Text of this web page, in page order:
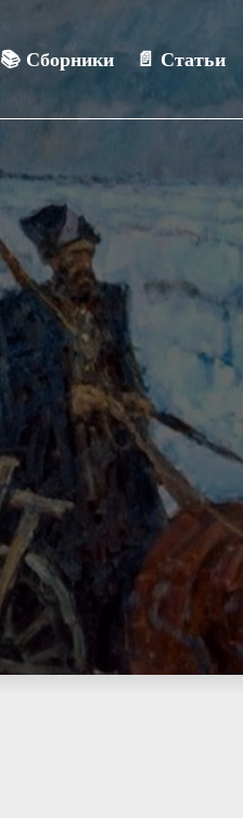
📚 Сборники 📄 Статьи